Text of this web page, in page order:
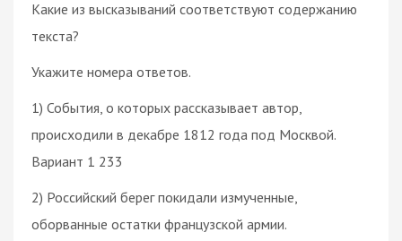
Какие из высказываний соответствуют содержанию
текста?
Укажите номера ответов.
1) События, о которых рассказывает автор,
происходили в декабре 1812 года под Москвой.
Вариант 1 233
2) Российский берег покидали измученные,
оборванные остатки французской армии.